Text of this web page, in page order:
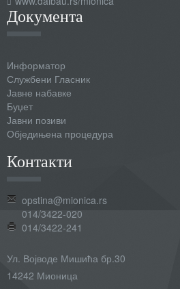
Документа
Информатор
Службени Гласник
Јавне набавке
Буџет
Јавни позиви
Обједињена процедура
Контакти
opstina@mionica.rs
014/3422-020
014/3422-241
Ул. Војводе Мишића бр.30
14242 Мионица